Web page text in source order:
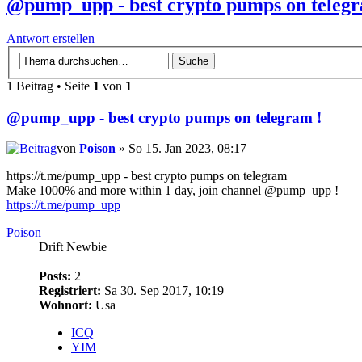
@pump_upp - best crypto pumps on
Antwort erstellen
1 Beitrag • Seite 1 von 1
@pump_upp - best crypto pumps on telegram !
von Poison » So 15. Jan 2023, 08:17
https://t.me/pump_upp - best crypto pumps on telegram
Make 1000% and more within 1 day, join channel @pump_upp !
https://t.me/pump_upp
Poison
Drift Newbie
Posts: 2
Registriert: Sa 30. Sep 2017, 10:19
Wohnort: Usa
ICQ
YIM